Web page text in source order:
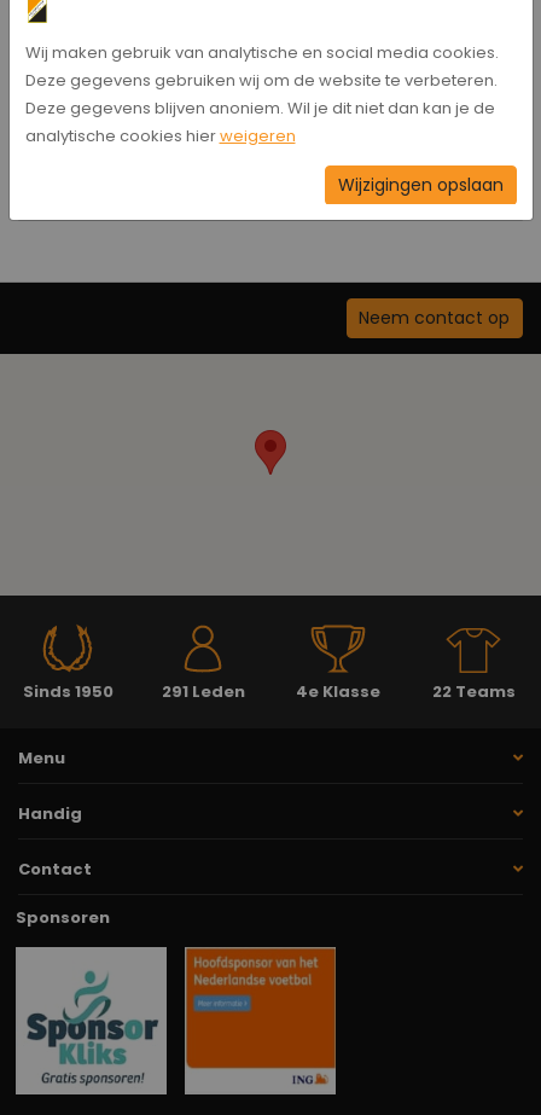
Bericht delen
Ook interessant
Neem contact op
Sinds 1950 291 Leden 4e Klasse 22 Teams
Menu
Handig
Contact
Sponsoren
Wij maken gebruik van analytische en social media cookies.
Deze gegevens gebruiken wij om de website te verbeteren.
Deze gegevens blijven anoniem. Wil je dit niet dan kan je de
analytische cookies hierweigeren
Wijzigingen opslaan